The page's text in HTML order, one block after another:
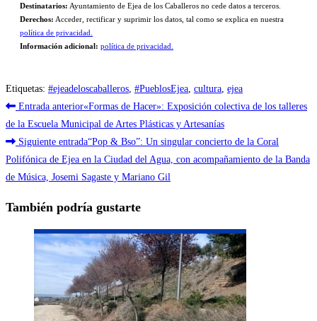
Destinatarios: Ayuntamiento de Ejea de los Caballeros no cede datos a terceros.
Derechos: Acceder, rectificar y suprimir los datos, tal como se explica en nuestra
política de privacidad.
Información adicional: política de privacidad.
Etiquetas: #ejeadeloscaballeros #PueblosEjea cultura ejea
Leer
más
artículos
Entrada anterior«Formas de Hacer»: Exposición colectiva de los talleres
de la Escuela Municipal de Artes Plásticas y Artesanías
Siguiente entrada“Pop & Bso”: Un singular concierto de la Coral
Polifónica de Ejea en la Ciudad del Agua, con acompañamiento de la Banda
de Música, Josemi Sagaste y Mariano Gil
También podría gustarte